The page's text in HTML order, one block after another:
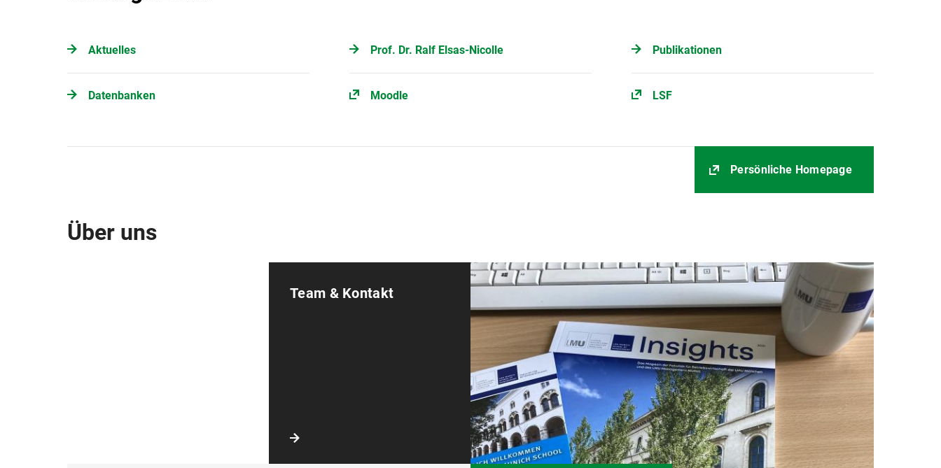
Aktuelles Prof. Dr. Ralf Elsas-Nicolle Publikationen
Datenbanken Moodle LSF
Persönliche Homepage
Über uns
Team & Kontakt